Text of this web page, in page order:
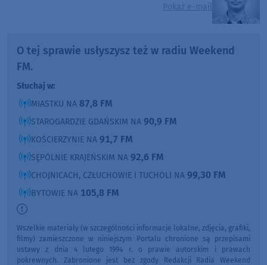
Pokaż e-mail
O tej sprawie usłyszysz też w radiu Weekend
FM.
Słuchaj w:
MIASTKU NA 87,8 FM
STAROGARDZIE GDAŃSKIM NA 90,9 FM
KOŚCIERZYNIE NA 91,7 FM
SĘPÓLNIE KRAJEŃSKIM NA 92,6 FM
CHOJNICACH, CZŁUCHOWIE I TUCHOLI NA 99,30 FM
BYTOWIE NA 105,8 FM
Wszelkie materiały (w szczególności informacje lokalne, zdjęcia, grafiki,
filmy) zamieszczone w niniejszym Portalu chronione są przepisami
ustawy z dnia 4 lutego 1994 r. o prawie autorskim i prawach
pokrewnych. Zabronione jest bez zgody Redakcji Radia Weekend